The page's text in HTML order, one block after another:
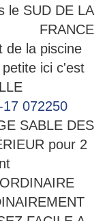
le SUD DE LA
FRANCE
de la piscine
ici c'est
SABLE DES
pour 2